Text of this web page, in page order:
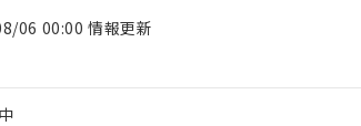
06 00:00 情報更新